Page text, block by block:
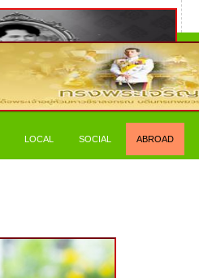
LOCAL SOCIAL ABROAD